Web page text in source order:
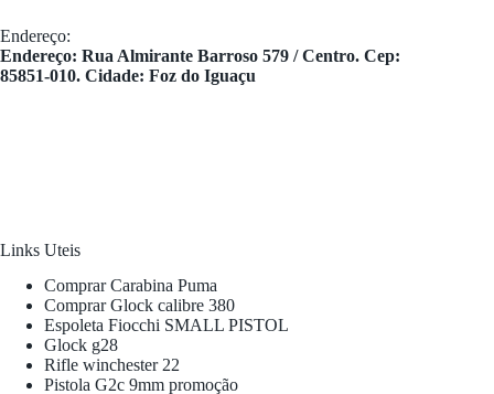
Endereço:
​Endereço: Rua Almirante Barroso 579 / Centro. Cep:
85851-010. Cidade: Foz do Iguaçu
Links Uteis
Comprar Carabina Puma
Comprar Glock calibre 380
Espoleta Fiocchi SMALL PISTOL
Glock g28
Rifle winchester 22
Pistola G2c 9mm promoção